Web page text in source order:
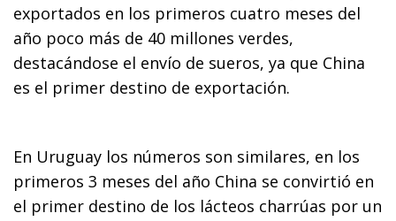
exportados en los primeros cuatro meses del
año poco más de 40 millones verdes,
destacándose el envío de sueros, ya que China
es el primer destino de exportación.
En Uruguay los números son similares, en los
primeros 3 meses del año China se convirtió en
el primer destino de los lácteos charrúas por un